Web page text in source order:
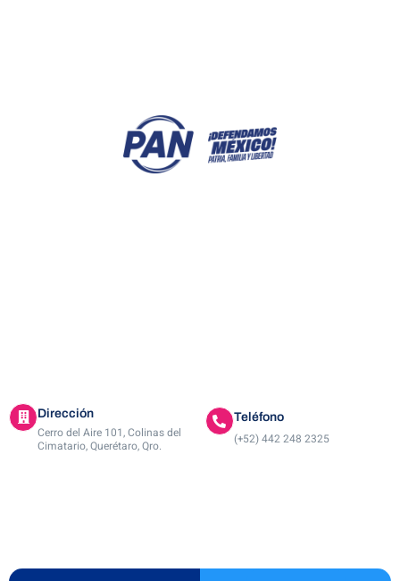
Dirección
Cerro del Aire 101, Colinas del
Cimatario, Querétaro, Qro.
Teléfono
(+52) 442 248 2325